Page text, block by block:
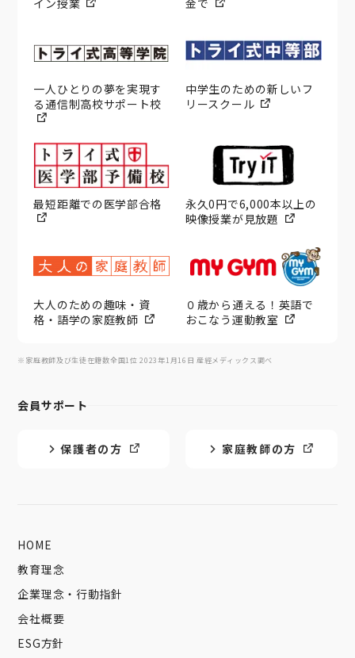
イン授業
金で
一人ひとりの夢を実現す
る通信制高校サポート校
中学生のための新しいフ
リースクール
最短距離での医学部合格
永久0円で6,000本以上の
映像授業が見放題
大人のための趣味・資
格・語学の家庭教師
０歳から通える！英語で
おこなう運動教室
※家庭教師及び生徒在籍数全国1位 2023年1月16日 産經メディックス調べ
会員サポート
保護者の方 家庭教師の方
HOME
教育理念
企業理念・行動指針
会社概要
ESG方針